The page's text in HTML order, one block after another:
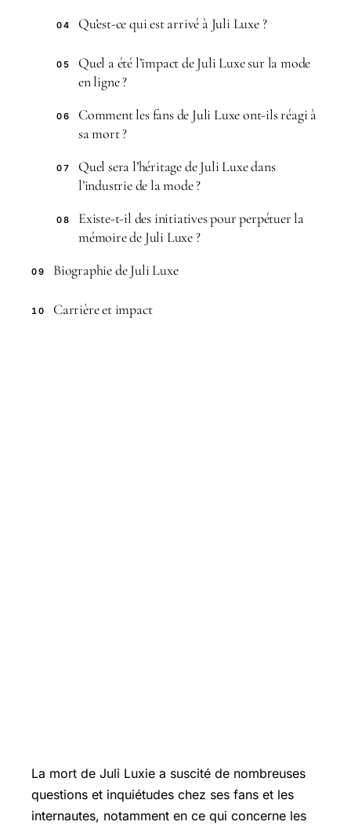
04 Qu’est-ce qui est arrivé à Juli Luxe ?
05
Quel a été l’impact de Juli Luxe sur la mode
en ligne ?
06
Comment les fans de Juli Luxe ont-ils réagi à
sa mort ?
07
Quel sera l’héritage de Juli Luxe dans
l’industrie de la mode ?
08
Existe-t-il des initiatives pour perpétuer la
mémoire de Juli Luxe ?
09 Biographie de Juli Luxe
10 Carrière et impact
La mort de Juli Luxie a suscité de nombreuses
questions et inquiétudes chez ses fans et les
internautes, notamment en ce qui concerne les